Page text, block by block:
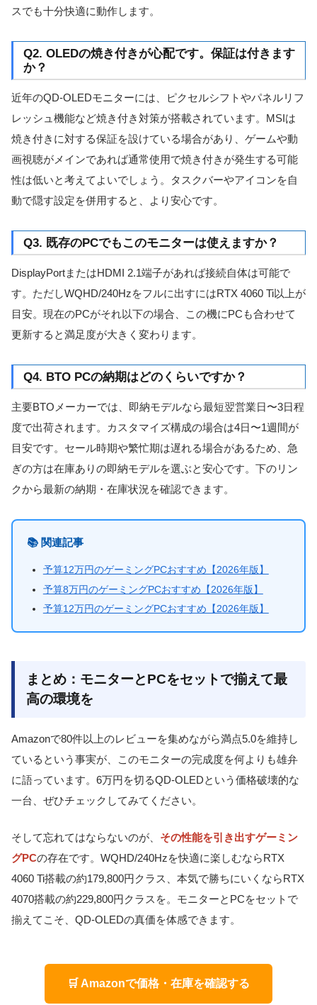
スでも十分快適に動作します。
Q2. OLEDの焼き付きが心配です。保証は付きます
か？
近年のQD-OLEDモニターには、ピクセルシフトやパネルリフ
レッシュ機能など焼き付き対策が搭載されています。MSIは
焼き付きに対する保証を設けている場合があり、ゲームや動
画視聴がメインであれば通常使用で焼き付きが発生する可能
性は低いと考えてよいでしょう。タスクバーやアイコンを自
動で隠す設定を併用すると、より安心です。
Q3. 既存のPCでもこのモニターは使えますか？
DisplayPortまたはHDMI 2.1端子があれば接続自体は可能で
す。ただしWQHD/240Hzをフルに出すにはRTX 4060 Ti以上が
目安。現在のPCがそれ以下の場合、この機にPCも合わせて
更新すると満足度が大きく変わります。
Q4. BTO PCの納期はどのくらいですか？
主要BTOメーカーでは、即納モデルなら最短翌営業日〜3日程
度で出荷されます。カスタマイズ構成の場合は4日〜1週間が
目安です。セール時期や繁忙期は遅れる場合があるため、急
ぎの方は在庫ありの即納モデルを選ぶと安心です。下のリン
クから最新の納期・在庫状況を確認できます。
📚 関連記事
予算12万円のゲーミングPCおすすめ【2026年版】
予算8万円のゲーミングPCおすすめ【2026年版】
予算12万円のゲーミングPCおすすめ【2026年版】
まとめ：モニターとPCをセットで揃えて最
高の環境を
Amazonで80件以上のレビューを集めながら満点5.0を維持し
ているという事実が、このモニターの完成度を何よりも雄弁
に語っています。6万円を切るQD-OLEDという価格破壊的な
一台、ぜひチェックしてみてください。
そして忘れてはならないのが、 その性能を引き出すゲーミン
グPCの存在です。WQHD/240Hzを快適に楽しむならRTX
4060 Ti搭載の約179,800円クラス、本気で勝ちにいくならRTX
4070搭載の約229,800円クラスを。モニターとPCをセットで
揃えてこそ、QD-OLEDの真価を体感できます。
🛒 Amazonで価格・在庫を確認する